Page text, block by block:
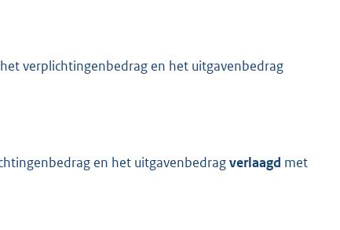
verplichtingenbedrag en het uitgavenbedrag
en het uitgavenbedragverlaagd met